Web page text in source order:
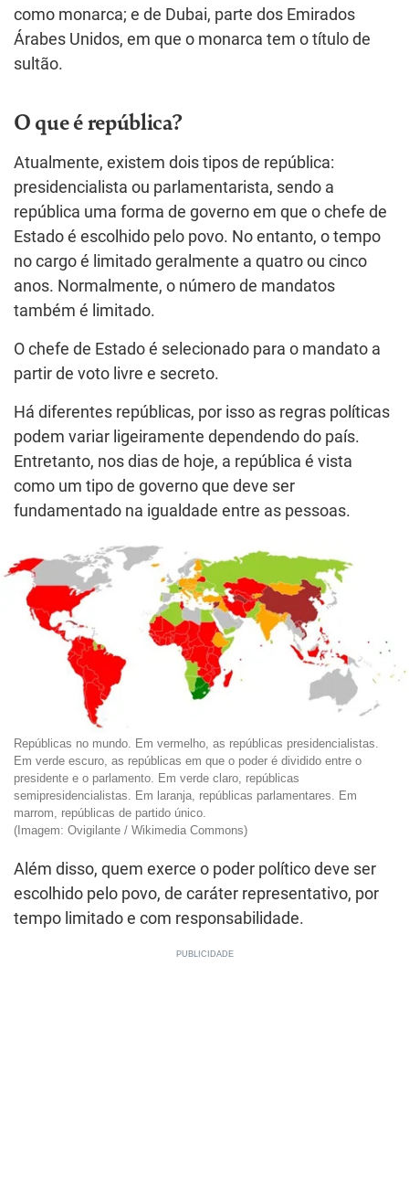
como monarca; e de Dubai, parte dos Emirados
Árabes Unidos, em que o monarca tem o título de
sultão.
O que é república?
Atualmente, existem dois tipos de república:
presidencialista ou parlamentarista, sendo a
república uma forma de governo em que o chefe de
Estado é escolhido pelo povo. No entanto, o tempo
no cargo é limitado geralmente a quatro ou cinco
anos. Normalmente, o número de mandatos
também é limitado.
O chefe de Estado é selecionado para o mandato a
partir de voto livre e secreto.
Há diferentes repúblicas, por isso as regras políticas
podem variar ligeiramente dependendo do país.
Entretanto, nos dias de hoje, a república é vista
como um tipo de governo que deve ser
fundamentado na igualdade entre as pessoas.
Repúblicas no mundo. Em vermelho, as repúblicas presidencialistas.
Em verde escuro, as repúblicas em que o poder é dividido entre o
presidente e o parlamento. Em verde claro, repúblicas
semipresidencialistas. Em laranja, repúblicas parlamentares. Em
marrom, repúblicas de partido único.
(Imagem: Ovigilante / Wikimedia Commons)
Além disso, quem exerce o poder político deve ser
escolhido pelo povo, de caráter representativo, por
tempo limitado e com responsabilidade.